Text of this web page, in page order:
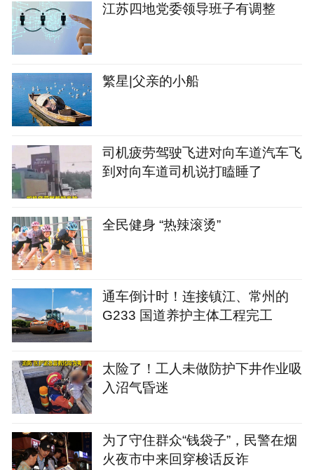
江苏四地党委领导班子有调整
繁星|父亲的小船
司机疲劳驾驶飞进对向车道汽车飞
到对向车道司机说打瞌睡了
全民健身 “热辣滚烫”
通车倒计时！连接镇江、常州的
G233 国道养护主体工程完工
太险了！工人未做防护下井作业吸
入沼气昏迷
为了守住群众“钱袋子”，民警在烟
火夜市中来回穿梭话反诈